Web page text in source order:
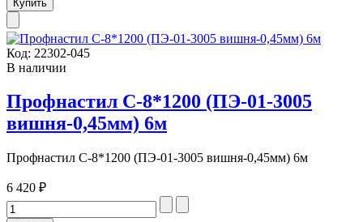
Код: 22302-045
В наличии
Профнастил С-8*1200 (ПЭ-01-3005
вишня-0,45мм) 6м
Профнастил С-8*1200 (ПЭ-01-3005 вишня-0,45мм) 6м
6 420 ₽